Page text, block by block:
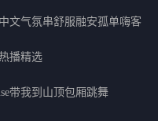
文气氛串舒服融安孤单嗨客
播精选
带我到山顶包厢跳舞